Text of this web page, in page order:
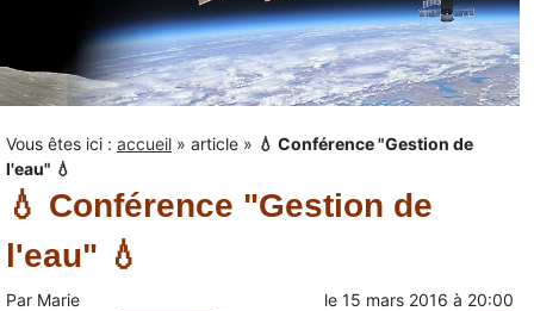
Vous êtes ici : accueil » article » 💧 Conférence "Gestion de
l'eau" 💧
💧 Conférence "Gestion de
l'eau" 💧
Par Marie le 15 mars 2016 à 20:00